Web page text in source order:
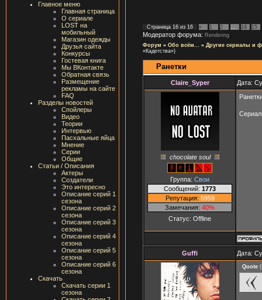
Главное меню
Главная страница
О сериале
LOST на
мобильный
Магазин одежды
Друзья сайта
Конкурсы
Гостевая книга
Мы ВКонтакте
Обратная связь
Размещение
рекламы на сайте
FAQ
Разделы новостей
Спойлеры
Видео
Теории
Интервью
Пасхальные яйца
Мнение
Серии
Общие
Статьи / Описания
Актеры
Создатели
Это интересно
Описание серий 1
сезона
Описание серий 2
сезона
Описание серий 3
сезона
Описание серий 4
сезона
Описание серий 5
сезона
Описание серий 6
сезона
Скачать
Скачать серии 1
сезона
Страница 16 из 16 « 1 2 14 15
Модератор форума: Rendering
Форум » Обо всём... » Другие сериалы и
«Кадетства»)
Ранетки
Claire_Syper Дата:
chocolate soul
Группа: Свои
Сообщений: 1773
Репутация: 5959
Замечания: 40%
Статус: Offline
Сериал
Guffi Дата:
Quote (